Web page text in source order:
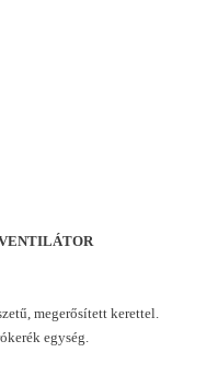
megerősített kerettel.
egység.